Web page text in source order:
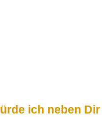
ich neben Dir